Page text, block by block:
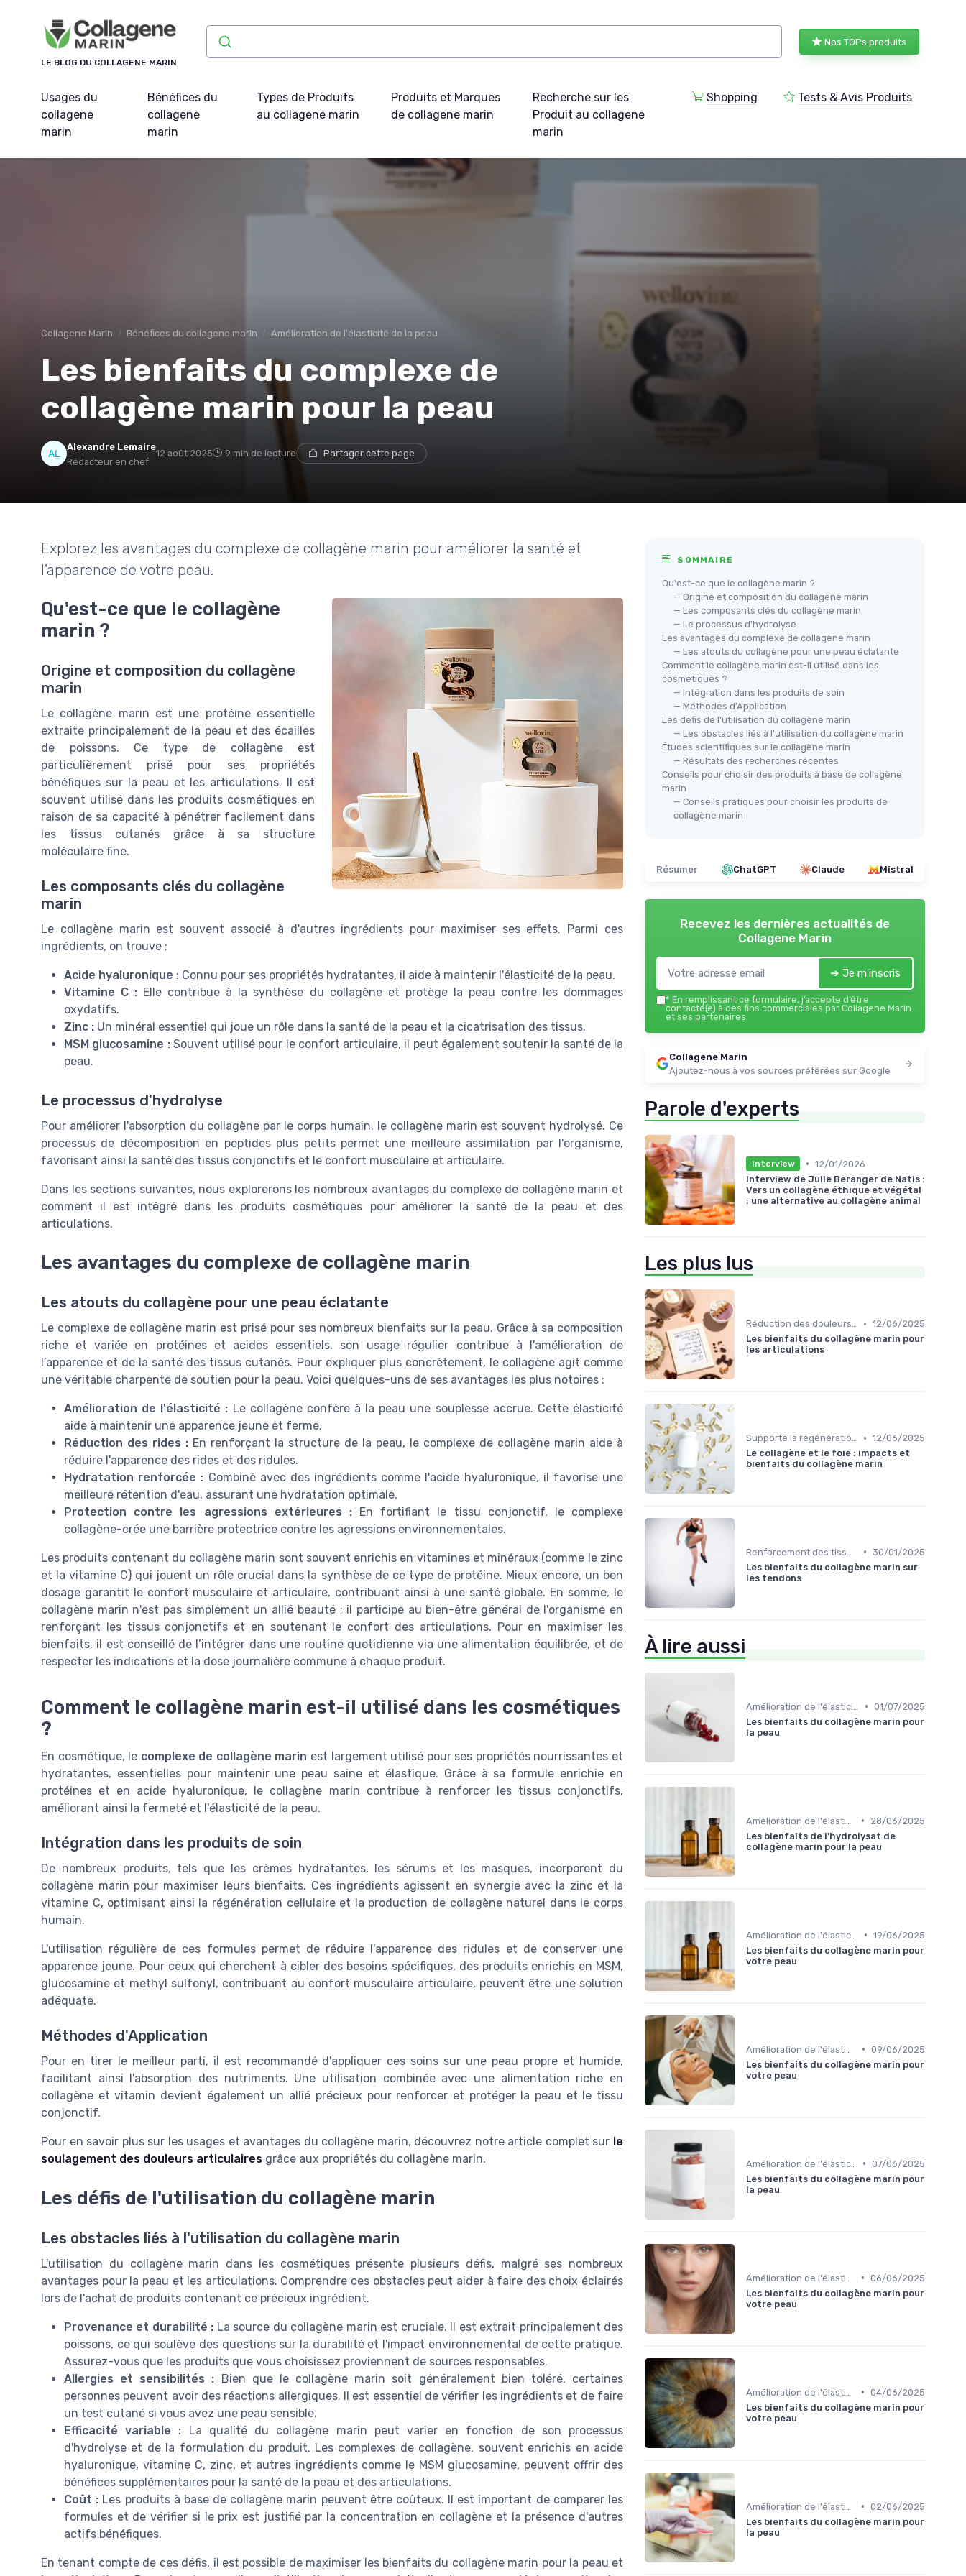
LE BLOG DU COLLAGENE MARIN
Nos TOPs produits
Usages du
collagene
marin
Bénéfices du
collagene
marin
Types de Produits
au collagene marin
Produits et Marques
de collagene marin
Recherche sur les
Produit au collagene
marin
Shopping Tests & Avis Produits
Collagene Marin Bénéfices du collagene marin Amélioration de l'élasticité de la peau
Les bienfaits du complexe de
collagène marin pour la peau
Alexandre Lemaire
Rédacteur en chef
12 août 2025 9 min de lecture Partager cette page
Explorez les avantages du complexe de collagène marin pour améliorer la santé et
l'apparence de votre peau.
Qu'est-ce que le collagène
marin ?
Origine et composition du collagène
marin
Le collagène marin est une protéine essentielle
extraite principalement de la peau et des écailles
de poissons. Ce type de collagène est
particulièrement prisé pour ses propriétés
bénéfiques sur la peau et les articulations. Il est
souvent utilisé dans les produits cosmétiques en
raison de sa capacité à pénétrer facilement dans
les tissus cutanés grâce à sa structure
moléculaire fine.
Les composants clés du collagène
marin
Le collagène marin est souvent associé à d'autres ingrédients pour maximiser ses effets. Parmi ces
ingrédients, on trouve :
Acide hyaluronique : Connu pour ses propriétés hydratantes, il aide à maintenir l'élasticité de la peau.
Vitamine C : Elle contribue à la synthèse du collagène et protège la peau contre les dommages
oxydatifs.
Zinc : Un minéral essentiel qui joue un rôle dans la santé de la peau et la cicatrisation des tissus.
MSM glucosamine :Souvent utilisé pour le confort articulaire, il peut également soutenir la santé de la
peau.
Le processus d'hydrolyse
Pour améliorer l'absorption du collagène par le corps humain, le collagène marin est souvent hydrolysé. Ce
processus de décomposition en peptides plus petits permet une meilleure assimilation par l'organisme,
favorisant ainsi la santé des tissus conjonctifs et le confort musculaire et articulaire.
Dans les sections suivantes, nous explorerons les nombreux avantages du complexe de collagène marin et
comment il est intégré dans les produits cosmétiques pour améliorer la santé de la peau et des
articulations.
Les avantages du complexe de collagène marin
Les atouts du collagène pour une peau éclatante
Le complexe de collagène marin est prisé pour ses nombreux bienfaits sur la peau. Grâce à sa composition
riche et variée en protéines et acides essentiels, son usage régulier contribue à l'amélioration de
l’apparence et de la santé des tissus cutanés. Pour expliquer plus concrètement, le collagène agit comme
une véritable charpente de soutien pour la peau. Voici quelques-uns de ses avantages les plus notoires :
Amélioration de l'élasticité : Le collagène confère à la peau une souplesse accrue. Cette élasticité
aide à maintenir une apparence jeune et ferme.
Réduction des rides : En renforçant la structure de la peau, le complexe de collagène marin aide à
réduire l'apparence des rides et des ridules.
Hydratation renforcée : Combiné avec des ingrédients comme l'acide hyaluronique, il favorise une
meilleure rétention d'eau, assurant une hydratation optimale.
Protection contre les agressions extérieures :En fortifiant le tissu conjonctif, le complexe
collagène-crée une barrière protectrice contre les agressions environnementales.
Les produits contenant du collagène marin sont souvent enrichis en vitamines et minéraux (comme le zinc
et la vitamine C) qui jouent un rôle crucial dans la synthèse de ce type de protéine. Mieux encore, un bon
dosage garantit le confort musculaire et articulaire, contribuant ainsi à une santé globale. En somme, le
collagène marin n'est pas simplement un allié beauté ; il participe au bien-être général de l'organisme en
renforçant les tissus conjonctifs et en soutenant le confort des articulations. Pour en maximiser les
bienfaits, il est conseillé de l’intégrer dans une routine quotidienne via une alimentation équilibrée, et de
respecter les indications et la dose journalière commune à chaque produit.
Comment le collagène marin est-il utilisé dans les cosmétiques
?
En cosmétique, le complexe de collagène marin est largement utilisé pour ses propriétés nourrissantes et
hydratantes, essentielles pour maintenir une peau saine et élastique. Grâce à sa formule enrichie en
protéines et en acide hyaluronique, le collagène marin contribue à renforcer les tissus conjonctifs,
améliorant ainsi la fermeté et l'élasticité de la peau.
Intégration dans les produits de soin
De nombreux produits, tels que les crèmes hydratantes, les sérums et les masques, incorporent du
collagène marin pour maximiser leurs bienfaits. Ces ingrédientsagissent en synergie avec la zinc et la
vitamine C, optimisant ainsi la régénération cellulaire et la production de collagène naturel dans le corps
humain.
L'utilisation régulière de ces formulespermet de réduire l'apparence des ridules et de conserver une
apparence jeune. Pour ceux qui cherchent à cibler des besoins spécifiques, des produits enrichis en MSM,
glucosamine et methyl sulfonyl, contribuant au confort musculaire articulaire, peuvent être une solution
adéquate.
Méthodes d'Application
Pour en tirer le meilleur parti, il est recommandé d'appliquer ces soins sur une peau propre et humide,
facilitant ainsi l'absorption des nutriments. Une utilisation combinée avec une alimentation riche en
collagène et vitamin devient également un allié précieux pour renforcer et protéger la peau et le tissu
conjonctif.
Pour en savoir plus sur les usages et avantages du collagène marin, découvrez notre article complet sur le
soulagement des douleurs articulaires grâce aux propriétés du collagène marin.
Les défis de l'utilisation du collagène marin
Les obstacles liés à l'utilisation du collagène marin
L'utilisation du collagène marin dans les cosmétiques présente plusieurs défis, malgré ses nombreux
avantages pour la peau et les articulations. Comprendre ces obstacles peut aider à faire des choix éclairés
lors de l'achat de produits contenant ce précieux ingrédient.
Provenance et durabilité : La source du collagène marin est cruciale. Il est extrait principalement des
poissons, ce qui soulève des questions sur la durabilité et l'impact environnemental de cette pratique.
Assurez-vous que les produits que vous choisissez proviennent de sources responsables.
Allergies et sensibilités : Bien que le collagène marin soit généralement bien toléré, certaines
personnes peuvent avoir des réactions allergiques. Il est essentiel de vérifier les ingrédients et de faire
un test cutané si vous avez une peau sensible.
Efficacité variable : La qualité du collagène marin peut varier en fonction de son processus
d'hydrolyse et de la formulation du produit. Les complexes de collagène, souvent enrichis en acide
hyaluronique, vitamine C, zinc, et autres ingrédients comme le MSM glucosamine, peuvent offrir des
bénéfices supplémentaires pour la santé de la peau et des articulations.
Coût : Les produits à base de collagène marin peuvent être coûteux. Il est important de comparer les
formules et de vérifier si le prix est justifié par la concentration en collagène et la présence d'autres
actifs bénéfiques.
En tenant compte de ces défis, il est possible de maximiser les bienfaits du collagène marin pour la peau et
SOMMAIRE
Qu'est-ce que le collagène marin ?
— Origine et composition du collagène marin
— Les composants clés du collagène marin
— Le processus d'hydrolyse
Les avantages du complexe de collagène marin
— Les atouts du collagène pour une peau éclatante
Comment le collagène marin est-il utilisé dans les
cosmétiques ?
— Intégration dans les produits de soin
— Méthodes d'Application
Les défis de l'utilisation du collagène marin
— Les obstacles liés à l'utilisation du collagène marin
Études scientifiques sur le collagène marin
— Résultats des recherches récentes
Conseils pour choisir des produits à base de collagène
marin
— Conseils pratiques pour choisir les produits de
collagène marin
Résumer ChatGPT Claude Mistral
Recevez les dernières actualités de
Collagene Marin
➔ Je m'inscris
* En remplissant ce formulaire, j’accepte d’être
contacté(e) à des fins commerciales par Collagene Marin
et ses partenaires.
Collagene Marin
Ajoutez-nous à vos sources préférées sur Google
Parole d'experts
Interview • 12/01/2026
Interview de Julie Beranger de Natis :
Vers un collagène éthique et végétal
: une alternative au collagène animal
Les plus lus
Réduction des douleurs articulaires • 12/06/2025
Les bienfaits du collagène marin pour
les articulations
Supporte la régénération cellulaire • 12/06/2025
Le collagène et le foie : impacts et
bienfaits du collagène marin
• 30/01/2025
Les bienfaits du collagène marin sur
les tendons
À lire aussi
• 01/07/2025
Les bienfaits du collagène marin pour
la peau
•
28/06/2025
Les bienfaits de l'hydrolysat de
collagène marin pour la peau
• 19/06/2025
Les bienfaits du collagène marin pour
votre peau
• 09/06/2025
Les bienfaits du collagène marin pour
votre peau
• 07/06/2025
Les bienfaits du collagène marin pour
la peau
• 06/06/2025
Les bienfaits du collagène marin pour
votre peau
• 04/06/2025
Les bienfaits du collagène marin pour
votre peau
• 02/06/2025
Les bienfaits du collagène marin pour
la peau